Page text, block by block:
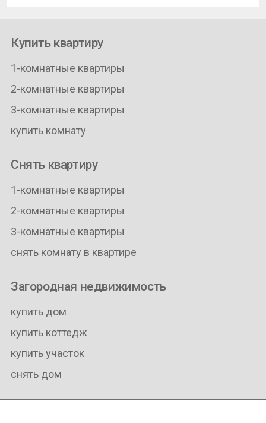
Купить квартиру
1-комнатные квартиры
2-комнатные квартиры
3-комнатные квартиры
купить комнату
Снять квартиру
1-комнатные квартиры
2-комнатные квартиры
3-комнатные квартиры
снять комнату в квартире
Загородная недвижимость
купить дом
купить коттедж
купить участок
снять дом